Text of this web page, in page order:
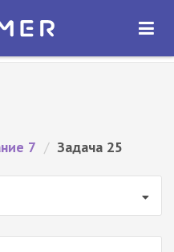
ОТКРЫТЬ
7 / Задача 25